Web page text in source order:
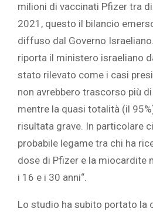
milioni di vaccinati Pfizer tra
2021, questo il bilancio
diffuso dal Governo
riporta il ministero israeliano
stato rilevato come i casi
non avrebbero trascorso più
mentre la quasi totalità (il
risultata grave. In particolare
probabile legame tra chi ha
dose di Pfizer e la miocardite
i 16 e i 30 anni“.
Lo studio ha subito portato la